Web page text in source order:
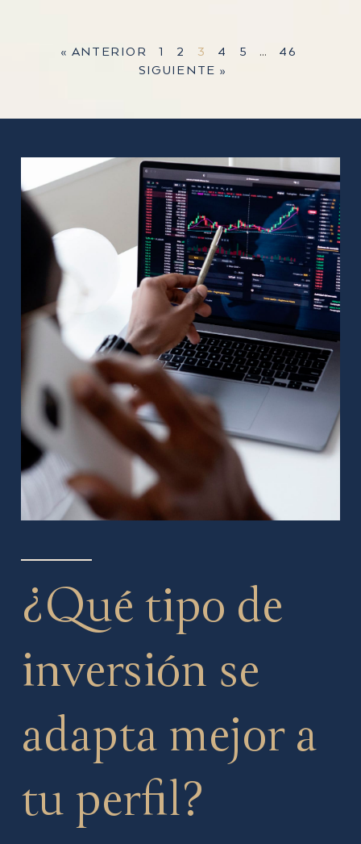
« ANTERIOR 1 2 3 4 5 …
46
SIGUIENTE »
¿Qué tipo de
inversión se
adapta mejor a
tu perfil?